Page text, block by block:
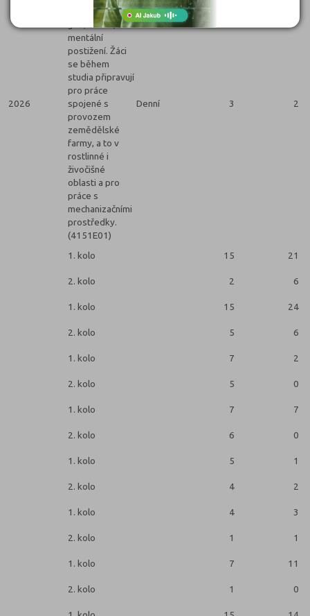
2026
zřízených podle
§16, ods. 9, ŠZ
mentální
postižení. Žáci
se během
studia připravují
pro práce
spojené s
provozem
zemědělské
farmy, a to v
rostlinné i
živočišné
oblasti a pro
práce s
mechanizačními
prostředky.
(4151E01)
Denní 3 2
1. kolo 15 21
2. kolo 2 6
1. kolo 15 24
2. kolo 5 6
1. kolo 7 2
2. kolo 5 0
1. kolo 7 7
2. kolo 6 0
1. kolo 5 1
2. kolo 4 2
1. kolo 4 3
2. kolo 1 1
1. kolo 7 11
2. kolo 1 0